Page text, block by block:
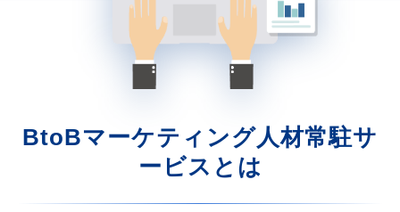
BtoBマーケティング人材常駐サ
ービスとは